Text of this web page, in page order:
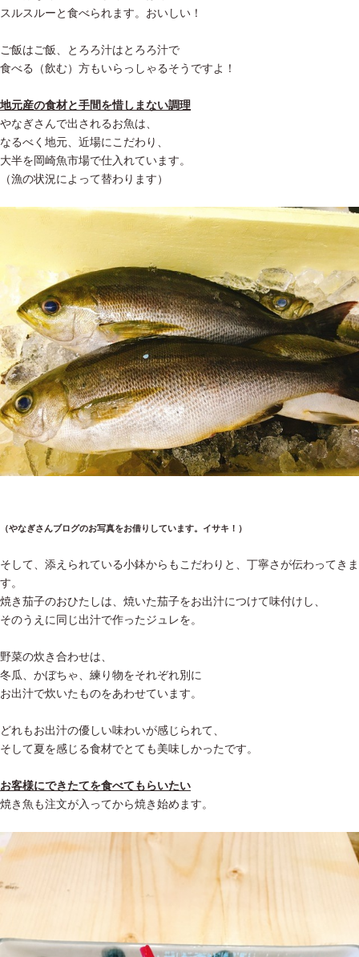
スルスルーと食べられます。おいしい！
ご飯はご飯、とろろ汁はとろろ汁で
食べる（飲む）方もいらっしゃるそうですよ！
地元産の食材と手間を惜しまない調理
やなぎさんで出されるお魚は、
なるべく地元、近場にこだわり、
大半を岡崎魚市場で仕入れています。
（漁の状況によって替わります）
（やなぎさんブログのお写真をお借りしています。イサキ！）
そして、添えられている小鉢からもこだわりと、丁寧さが伝わってきま
す。
焼き茄子のおひたしは、焼いた茄子をお出汁につけて味付けし、
そのうえに同じ出汁で作ったジュレを。
野菜の炊き合わせは、
冬瓜、かぼちゃ、練り物をそれぞれ別に
お出汁で炊いたものをあわせています。
どれもお出汁の優しい味わいが感じられて、
そして夏を感じる食材でとても美味しかったです。
お客様にできたてを食べてもらいたい
焼き魚も注文が入ってから焼き始めます。